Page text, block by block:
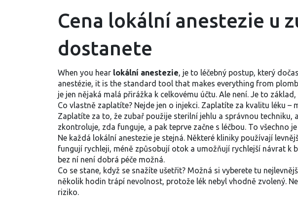
Cena lokální anestezie u
dostanete
When you hear lokální anestezie, je to léčebný postup, který
anestézie, it is the standard tool that makes everything from
je jen nějaká malá přirážka k celkovému účtu. Ale není. Je to
Co vlastně zaplatíte? Nejde jen o injekci. Zaplatíte za kvalitu léku
Zaplatíte za to, že zubař použije sterilní jehlu a správnou
zkontroluje, zda funguje, a pak teprve začne s léčbou. To všechno
Ne každá lokální anestezie je stejná. Některé kliniky používají
fungují rychleji, méně způsobují otok a umožňují rychlejší návrat k
bez ní není dobrá péče možná.
Co se stane, když se snažíte ušetřit? Možná si vyberete tu
několik hodin trápí nevolnost, protože lék nebyl vhodně zvolený.
riziko.